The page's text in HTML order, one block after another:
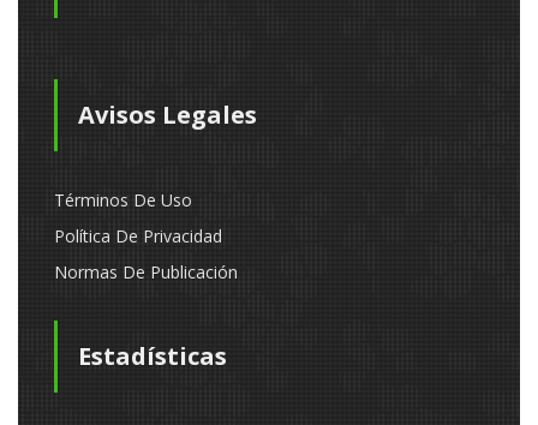
Avisos Legales
Términos De Uso
Política De Privacidad
Normas De Publicación
Estadísticas